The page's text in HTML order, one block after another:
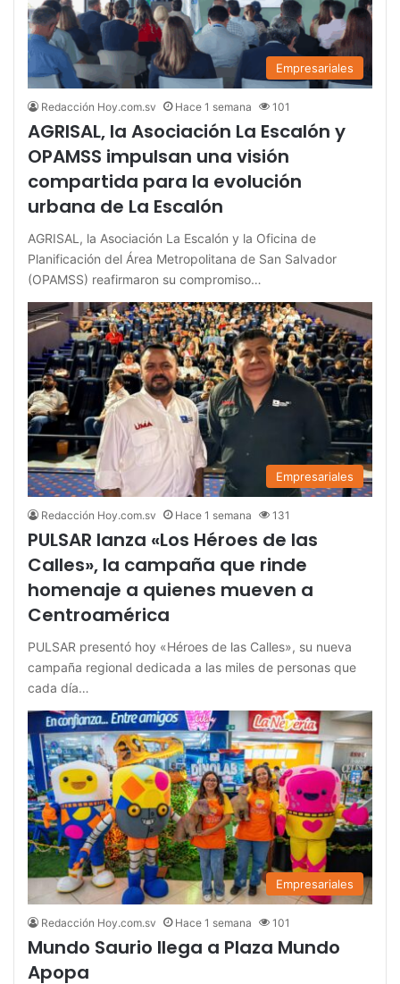
Empresariales
Redacción Hoy.com.sv Hace 1 semana 101
AGRISAL, la Asociación La Escalón y
OPAMSS impulsan una visión
compartida para la evolución
urbana de La Escalón
AGRISAL, la Asociación La Escalón y la Oficina de
Planificación del Área Metropolitana de San Salvador
(OPAMSS) reafirmaron su compromiso…
Empresariales
Redacción Hoy.com.sv Hace 1 semana 131
PULSAR lanza «Los Héroes de las
Calles», la campaña que rinde
homenaje a quienes mueven a
Centroamérica
PULSAR presentó hoy «Héroes de las Calles», su nueva
campaña regional dedicada a las miles de personas que
cada día…
Empresariales
Redacción Hoy.com.sv Hace 1 semana 101
Mundo Saurio llega a Plaza Mundo
Apopa